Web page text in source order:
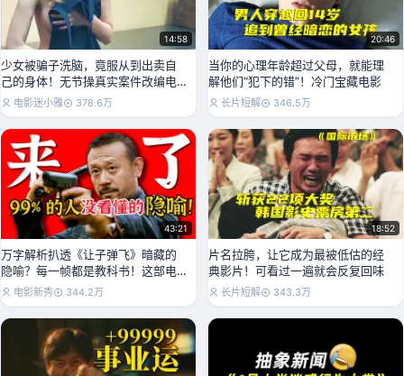
14:58
少女被骗子洗脑，竟服从到出卖自
己的身体！无节操真实案件改编电
影《服从》
电影迷小雅 378.6万
20:46
当你的心理年龄超过父母，就能理
解他们“犯下的错”！冷门宝藏电影
长片短解 346.5万
43:21
万字解析扒透《让子弹飞》暗藏的
隐喻？每一帧都是教科书！这部电
影你真的看懂了吗？
电影新秀 344.2万
18:52
片名拉胯，让它成为最被低估的经
典影片！可看过一遍就会反复回味
长片短解 343.3万